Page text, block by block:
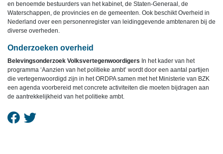
en benoemde bestuurders van het kabinet, de Staten-Generaal, de
Waterschappen, de provincies en de gemeenten. Ook beschikt Overheid in
Nederland over een personenregister van leidinggevende ambtenaren bij de
diverse overheden.
Onderzoeken overheid
Belevingsonderzoek Volksvertegenwoordigers In het kader van het
programma ‘Aanzien van het politieke ambt’ wordt door een aantal partijen
die vertegenwoordigd zijn in het ORDPA samen met het Ministerie van BZK
een agenda voorbereid met concrete activiteiten die moeten bijdragen aan
de aantrekkelijkheid van het politieke ambt.